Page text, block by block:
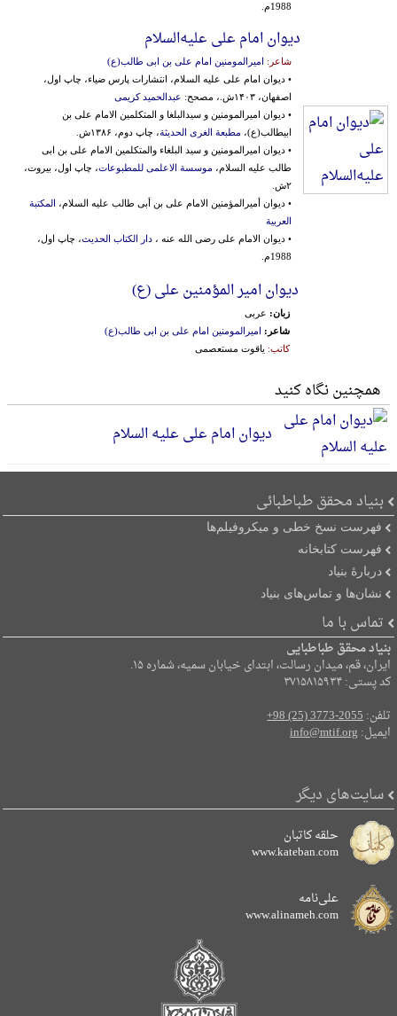
1988م.
دیوان امام علی علیه‌‌السلام‌
شاعر: امیرالمومنین امام علی بن ابی طالب(ع)
• دیوان امام علی علیه السلام، انتشارات پارس ضیاء، چاپ اول،
اصفهان، ۱۴۰۳ش.، مصحح:
عبدالحمید کریمی
• دیوان امیرالمومنین و سیدالبلغا و المتکلمین الامام علی بن
ابیطالب(ع)، مطبعة الغری الحدیثة، چاپ دوم، ۱۳۸۶ش.
• دیوان امیرالمومنین و سید البلغاء والمتکلمین الامام علی بن ابی
طالب علیه السلام، موسسة الاعلمی للمطبوعات، چاپ اول، بیروت،
۲ش.
• دیوان أمیرالمؤمنین الامام علی بن أبی طالب علیه السلام، المکتبة
العربیة
• دیوان الامام علی رضی الله عنه ، دار الکتاب الحدیث، چاپ اول،
1988م.
دیوان امیر المؤمنین علی (ع)
زبان: عربی
شاعر: امیرالمومنین امام علی بن ابی طالب(ع)
کاتب: یاقوت مستعصمی
همچنین نگاه کنید
دیوان امام علی علیه السلام
بنیاد محقق طباطبائی
فهرست نسخ خطی و میکروفیلم‌ها
فهرست کتابخانه
دربارۀ بنیاد
نشان‌ها و تماس‌های بنیاد
تماس با ما
بنیاد محقق طباطبایی
ایران، قم، میدان رسالت، ابتدای خیابان سمیه، شماره ۱۵.
کد پستی: ۳۷۱۵۸۱۵۹۳۴
تلفن:+98 (25) 3773-2055
ایمیل:info@mtif.org
سایت‌های دیگر
حلقه کاتبان
www.kateban.com
علی‌نامه
www.alinameh.com